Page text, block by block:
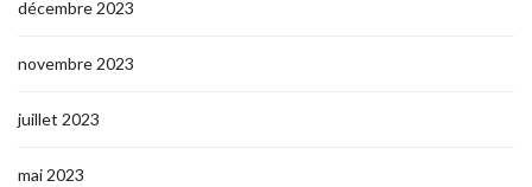
décembre 2023
novembre 2023
juillet 2023
mai 2023